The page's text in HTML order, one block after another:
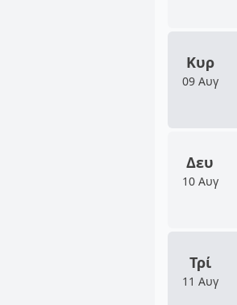
Κυρ
09 Αυγ
Δευ
10 Αυγ
Τρί
11 Αυγ